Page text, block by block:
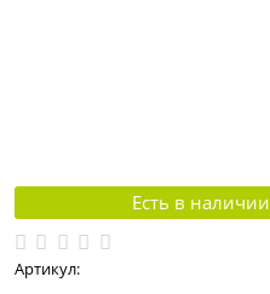
Есть в наличии
Артикул: